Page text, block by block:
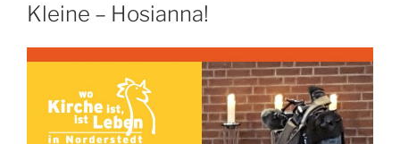
Kleine – Hosianna!